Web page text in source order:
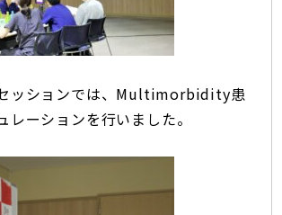
ッションでは、Multimorbidity患
レーションを行いました。